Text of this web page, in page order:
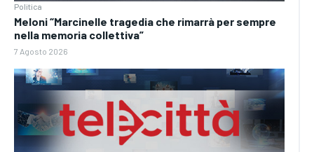
Politica
Meloni “Marcinelle tragedia che rimarrà per sempre
nella memoria collettiva”
7 Agosto 2026